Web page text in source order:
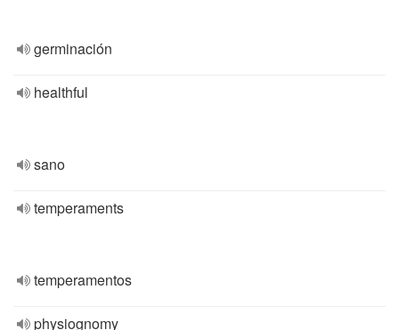
germinación
healthful
sano
temperaments
temperamentos
physiognomy